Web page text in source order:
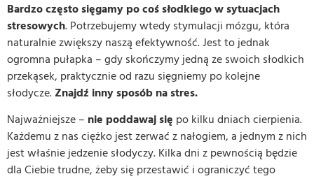
Bardzo często sięgamy po coś słodkiego w sytuacjach
stresowych. Potrzebujemy wtedy stymulacji mózgu, która
naturalnie zwiększy naszą efektywność. Jest to jednak
ogromna pułapka – gdy skończymy jedną ze swoich słodkich
przekąsek, praktycznie od razu sięgniemy po kolejne
słodycze. Znajdź inny sposób na stres.
Najważniejsze – nie poddawaj się po kilku dniach cierpienia.
Każdemu z nas ciężko jest zerwać z nałogiem, a jednym z nich
jest właśnie jedzenie słodyczy. Kilka dni z pewnością będzie
dla Ciebie trudne, żeby się przestawić i ograniczyć tego